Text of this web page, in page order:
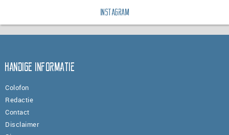
Instagram
Handige informatie
Colofon
Redactie
Contact
Disclaimer